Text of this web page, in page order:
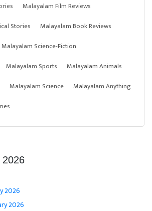
Malayalam Film Reviews
Stories
Malayalam Book Reviews
Malayalam Science-Fiction
Malayalam Sports
Malayalam Animals
Malayalam Science
Malayalam Anything
2026
2026
2026